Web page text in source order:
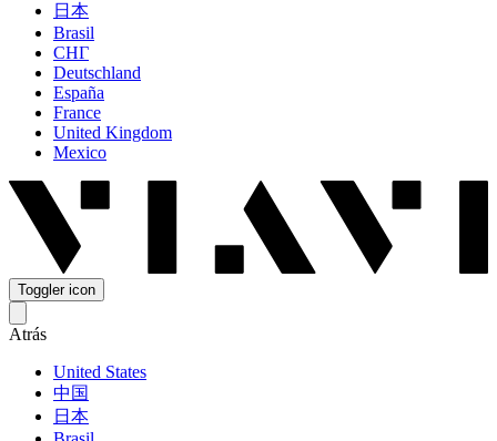
日本
Brasil
СНГ
Deutschland
España
France
United Kingdom
Mexico
Toggler icon
Atrás
United States
中国
日本